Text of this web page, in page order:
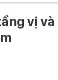
vị